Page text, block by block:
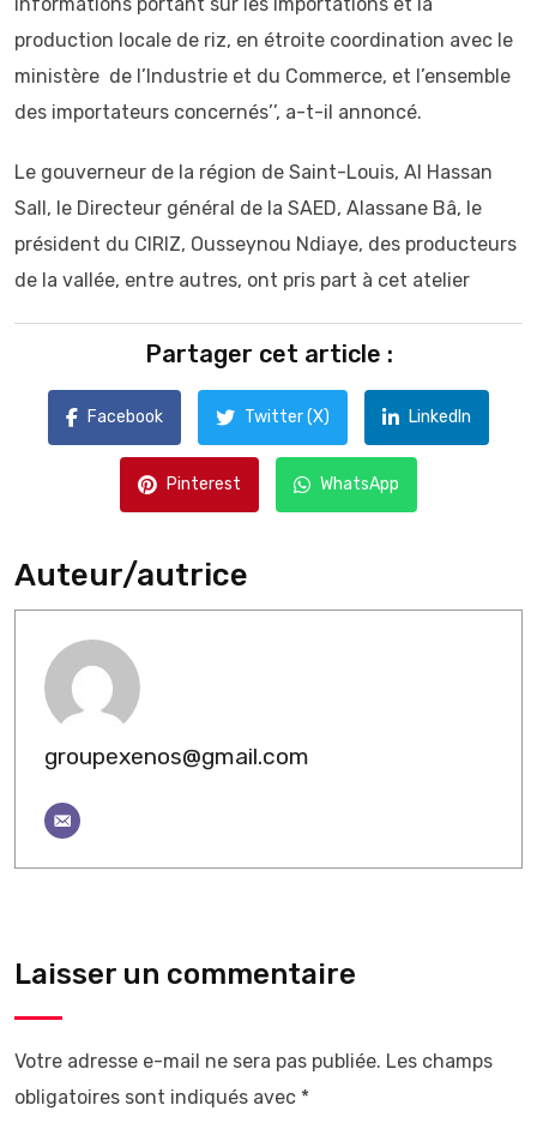
production locale de riz, en étroite coordination avec le
ministère de l’Industrie et du Commerce, et l’ensemble
des importateurs concernés’’, a-t-il annoncé.
Le gouverneur de la région de Saint-Louis, Al Hassan
Sall, le Directeur général de la SAED, Alassane Bâ, le
président du CIRIZ, Ousseynou Ndiaye, des producteurs
de la vallée, entre autres, ont pris part à cet atelier
Partager cet article :
Facebook Twitter (X) LinkedIn
Pinterest WhatsApp
Auteur/autrice
groupexenos@gmail.com
Laisser un commentaire
Votre adresse e-mail ne sera pas publiée. Les champs
obligatoires sont indiqués avec *